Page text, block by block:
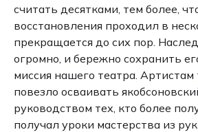
считать десятками, тем более,
восстановления проходил в
прекращается до сих пор.
огромно, и бережно сохранить
миссия нашего театра.
повезло осваивать
руководством тех, кто более
получал уроки мастерства из